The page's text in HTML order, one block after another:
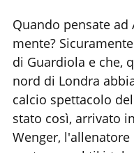
Quando pensate ad
mente?
di Guardiola e che,
nord di Londra
calcio spettacolo
stato così, arrivato
Wenger,